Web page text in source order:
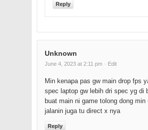
Reply
Unknown
June 4, 2023 at 2:11 pm · Edit
Min kenapa pas gw main drop fps
spec laptop gw lebih dri spec yg di
buat main ni game tolong dong min
jalanin juga tu direct x nya
Reply